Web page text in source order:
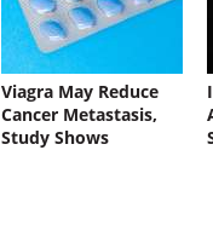
Viagra May Reduce
Cancer Metastasis,
Study Shows